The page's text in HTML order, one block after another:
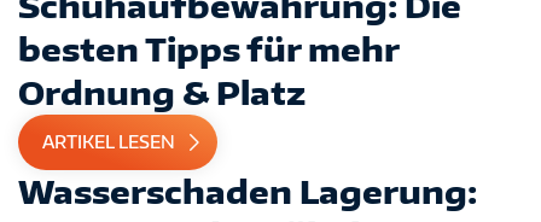
besten Tipps für mehr
Ordnung & Platz
ARTIKEL LESEN
Wasserschaden Lagerung: